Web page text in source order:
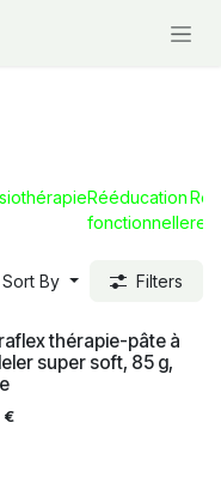
Rééducation
fonctionnelle
Sort By Filters
thérapie-pâte à
super soft, 85 g,
€